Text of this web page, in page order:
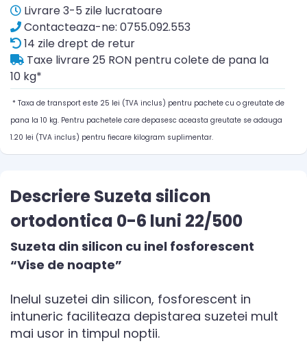
Livrare 3-5 zile lucratoare
Contacteaza-ne: 0755.092.553
14 zile drept de retur
Taxe livrare 25 RON pentru colete de pana la
10 kg*
* Taxa de transport este 25 lei (TVA inclus) pentru pachete cu o greutate de
pana la 10 kg. Pentru pachetele care depasesc aceasta greutate se adauga
1.20 lei (TVA inclus) pentru fiecare kilogram suplimentar.
Descriere Suzeta silicon
ortodontica 0-6 luni 22/500
Suzeta din silicon cu inel fosforescent
“Vise de noapte”
Inelul suzetei din silicon, fosforescent in
intuneric faciliteaza depistarea suzetei mult
mai usor in timpul noptii.